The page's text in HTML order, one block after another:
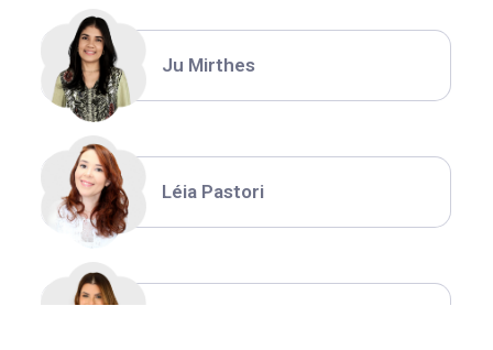
Ju Mirthes
Léia Pastori